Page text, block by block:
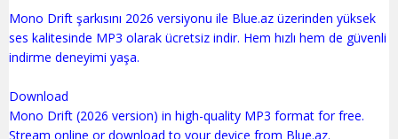
Mono Drift şarkısını 2026 versiyonu ile Blue.az üzerinden yüksek
ses kalitesinde MP3 olarak ücretsiz indir. Hem hızlı hem de güvenli
indirme deneyimi yaşa.
Download
Mono Drift (2026 version) in high-quality MP3 format for free.
Stream online or download to your device from Blue.az.